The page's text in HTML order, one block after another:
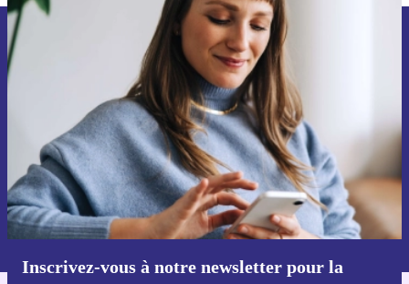
Inscrivez-vous à notre newsletter pour
la première fois et économisez 15 € !
Ne manquez plus aucune offre.
Voucher aanvragen
Retrouvez les informations sur l'utilisation des données personnelles
dans notre
politique de confidentialité.